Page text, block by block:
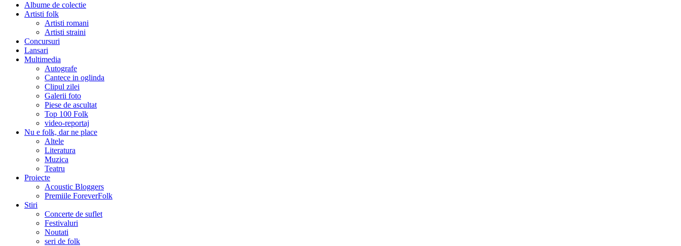
Albume de colectie
Artisti folk
Artisti romani
Artisti straini
Concursuri
Lansari
Multimedia
Autografe
Cantece in oglinda
Clipul zilei
Galerii foto
Piese de ascultat
Top 100 Folk
video-reportaj
Nu e folk, dar ne place
Altele
Literatura
Muzica
Teatru
Proiecte
Acoustic Bloggers
Premiile ForeverFolk
Stiri
Concerte de suflet
Festivaluri
Noutati
seri de folk